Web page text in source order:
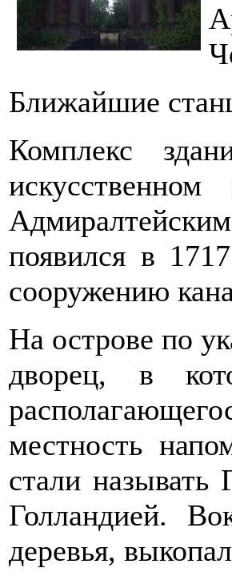
Ближайшие
Комплекс
появился в
сооружению
На острове по
дворец, в
местность
стали
Голландией.
деревья,